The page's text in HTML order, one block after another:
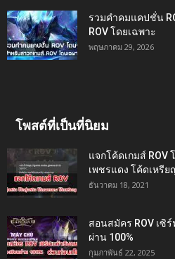
รวมคำคมแคปชั่น
ROV โดยเฉพาะ
พฤษภาคม 29, 2026
โพสต์ที่เป็นที่นิยม
แจกโค้ดเกมส์
เพชรแดง โค้ดเหรีย
ธันวาคม 18, 2021
สอนสมัคร ROV เซิ
ผ่าน 100%
กุมภาพันธ์ 22, 2025